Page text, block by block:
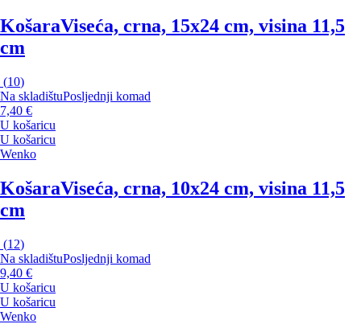
KošaraViseća, crna, 15x24 cm, visina 11,5
cm
(10)
Na skladištuPosljednji komad
7,40 €
U košaricu
U košaricu
Wenko
KošaraViseća, crna, 10x24 cm, visina 11,5
cm
(12)
Na skladištuPosljednji komad
9,40 €
U košaricu
U košaricu
Wenko